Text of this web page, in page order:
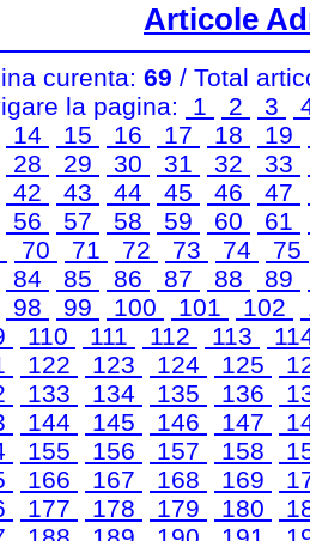
Articole
curenta: 69 / Total
la pagina:
1 2 3
14 15 16 17 18 19
28 29 30 31 32 33
42 43 44 45 46 47
56 57 58 59 60 61
70 71 72 73 74
75
84 85 86 87 88 89
98 99 100 101 102
110 111 112 113
122 123 124 125
133 134 135 136
144 145 146 147
155 156 157 158
166 167 168 169
177 178 179 180